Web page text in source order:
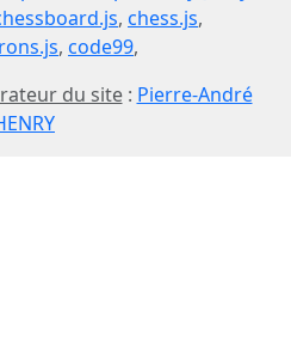
, chess.js,
, code99,
du site: Pierre-André